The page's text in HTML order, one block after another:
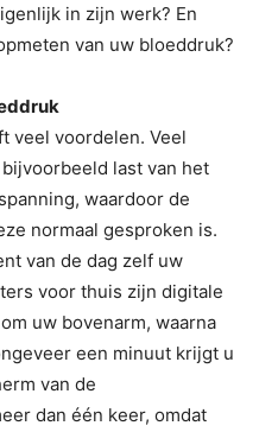
in zijn werk? En
van uw bloeddruk?
veel voordelen. Veel
last van het
waardoor de
normaal gesproken is.
van de dag zelf uw
voor thuis zijn digitale
uw bovenarm, waarna
een minuut krijgt u
van de
dan één keer, omdat